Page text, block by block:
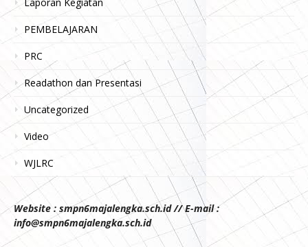
PEMBELAJARAN
PRC
Readathon dan Presentasi
Uncategorized
Video
WJLRC
Website : smpn6majalengka.sch.id // E-mail :
info@smpn6majalengka.sch.id